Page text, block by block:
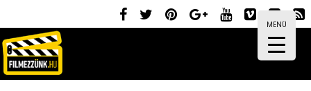
MENÜ